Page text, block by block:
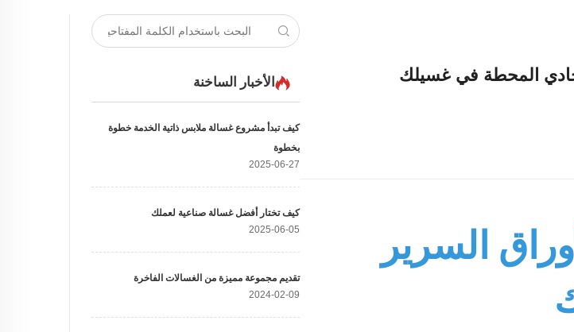
المحطة في غسيلك
السرير
الأخبار الساخنة
كيف تبدأ مشروع غسالة ملابس ذاتية الخدمة خطوة
بخطوة
2025-06-27
كيف تختار أفضل غسالة صناعية لعملك
2025-06-05
تقديم مجموعة مميزة من الغسالات الفاخرة
2024-02-09